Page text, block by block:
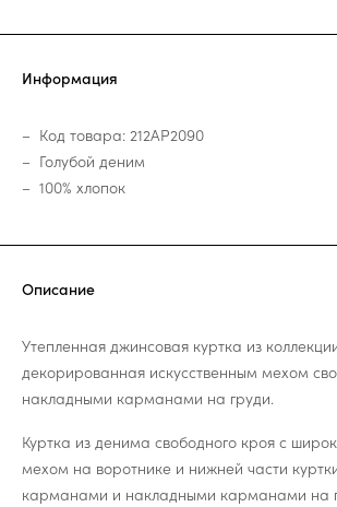
Информация
Код товара: 212AP2090
Голубой деним
100% хлопок
Описание
Утепленная джинсовая куртка из
декорированная искусственным мехом
накладными карманами на груди.
Куртка из денима свободного кроя с
мехом на воротнике и нижней части
карманами и накладными карманами на